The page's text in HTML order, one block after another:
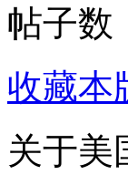
帖子数
收藏本
关于美